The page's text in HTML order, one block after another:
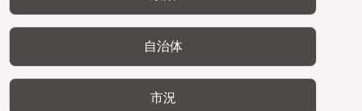
自治体
市況